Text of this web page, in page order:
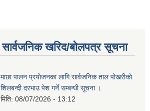
सार्वजनिक खरिद/बोलपत्र सूचना
माछा पालन प्रयाेजनका लागि सार्वजनिक ताल पाेखरीकाे
शिलबन्दी दरभाउ पेश गर्ने सम्बन्धी सूचना ।
मिति: 08/07/2026 - 13:12